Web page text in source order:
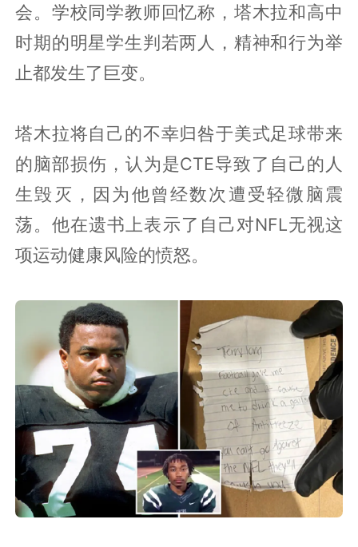
会。学校同学教师回忆称，塔木拉和高中
时期的明星学生判若两人，精神和行为举
止都发生了巨变。
塔木拉将自己的不幸归咎于美式足球带来
的脑部损伤，认为是CTE导致了自己的人
生毁灭，因为他曾经数次遭受轻微脑震
荡。他在遗书上表示了自己对NFL无视这
项运动健康风险的愤怒。